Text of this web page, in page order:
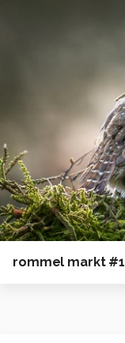
rommel markt #1